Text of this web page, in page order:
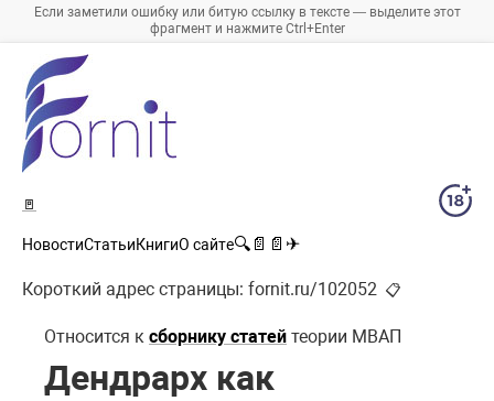
Если заметили ошибку или битую ссылку в тексте — выделите этот
фрагмент и нажмите Ctrl+Enter
🚪
НовостиСтатьиКнигиО сайте🔍 📄 📄 ✈
Короткий адрес страницы: fornit.ru/102052 📋
Относится к сборнику статей теории МВАП
Дендрарх как